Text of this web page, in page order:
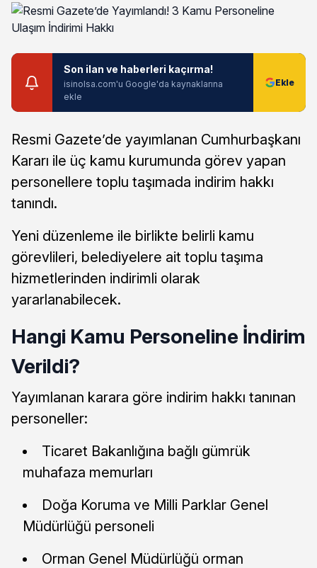
Son ilan ve haberleri kaçırma!
isinolsa.com'u Google'da kaynaklarına
ekle
Resmi Gazete’de yayımlanan Cumhurbaşkanı
Kararı ile üç kamu kurumunda görev yapan
personellere toplu taşımada indirim hakkı
tanındı.
Yeni düzenleme ile birlikte belirli kamu
görevlileri, belediyelere ait toplu taşıma
hizmetlerinden indirimli olarak
yararlanabilecek.
Hangi Kamu Personeline İndirim
Verildi?
Yayımlanan karara göre indirim hakkı tanınan
personeller:
Ticaret Bakanlığına bağlı gümrük
muhafaza memurları
Doğa Koruma ve Milli Parklar Genel
Müdürlüğü personeli
Orman Genel Müdürlüğü orman